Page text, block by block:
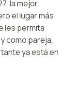
la mejor
el lugar más
les permita
como pareja,
ya está en